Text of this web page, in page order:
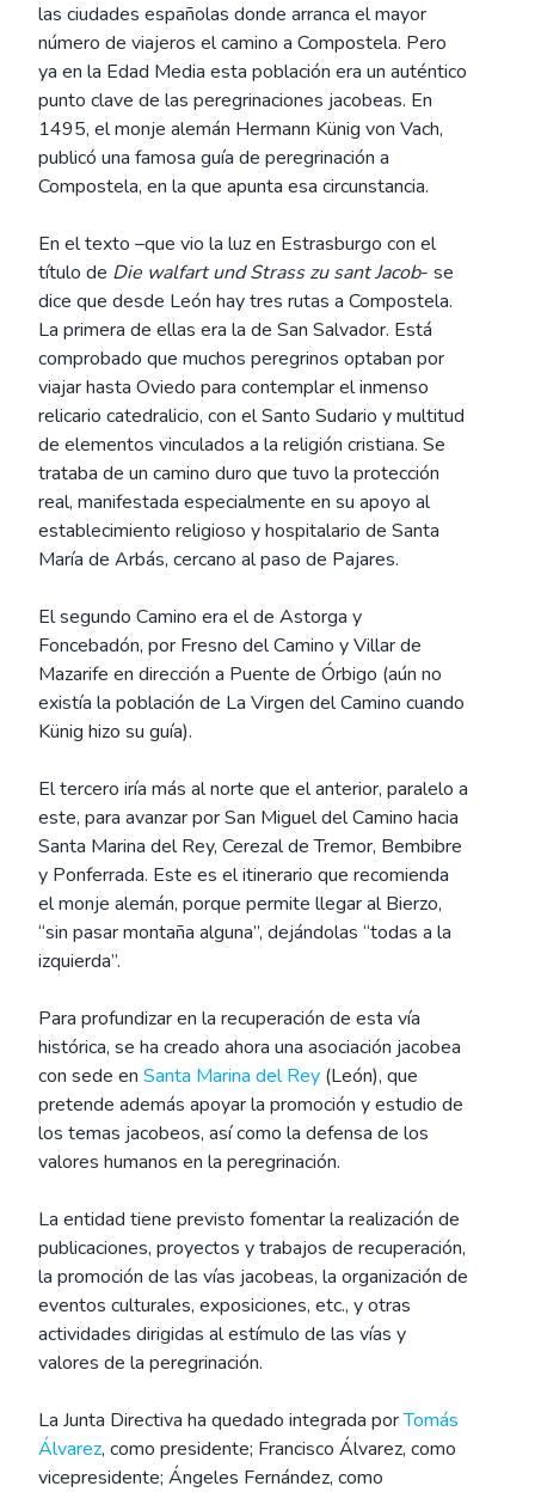
las ciudades españolas donde arranca el mayor
número de viajeros el camino a Compostela. Pero
ya en la Edad Media esta población era un auténtico
punto clave de las peregrinaciones jacobeas. En
1495, el monje alemán Hermann Künig von Vach,
publicó una famosa guía de peregrinación a
Compostela, en la que apunta esa circunstancia.
En el texto –que vio la luz en Estrasburgo con el
título de Die walfart und Strass zu sant Jacob- se
dice que desde León hay tres rutas a Compostela.
La primera de ellas era la de San Salvador. Está
comprobado que muchos peregrinos optaban por
viajar hasta Oviedo para contemplar el inmenso
relicario catedralicio, con el Santo Sudario y multitud
de elementos vinculados a la religión cristiana. Se
trataba de un camino duro que tuvo la protección
real, manifestada especialmente en su apoyo al
establecimiento religioso y hospitalario de Santa
María de Arbás, cercano al paso de Pajares.
El segundo Camino era el de Astorga y
Foncebadón, por Fresno del Camino y Villar de
Mazarife en dirección a Puente de Órbigo (aún no
existía la población de La Virgen del Camino cuando
Künig hizo su guía).
El tercero iría más al norte que el anterior, paralelo a
este, para avanzar por San Miguel del Camino hacia
Santa Marina del Rey, Cerezal de Tremor, Bembibre
y Ponferrada. Este es el itinerario que recomienda
el monje alemán, porque permite llegar al Bierzo,
“sin pasar montaña alguna”, dejándolas “todas a la
izquierda”.
Para profundizar en la recuperación de esta vía
histórica, se ha creado ahora una asociación jacobea
con sede en Santa Marina del Rey (León), que
pretende además apoyar la promoción y estudio de
los temas jacobeos, así como la defensa de los
valores humanos en la peregrinación.
La entidad tiene previsto fomentar la realización de
publicaciones, proyectos y trabajos de recuperación,
la promoción de las vías jacobeas, la organización de
eventos culturales, exposiciones, etc., y otras
actividades dirigidas al estímulo de las vías y
valores de la peregrinación.
La Junta Directiva ha quedado integrada porTomás
Álvarez, como presidente; Francisco Álvarez, como
vicepresidente; Ángeles Fernández, como